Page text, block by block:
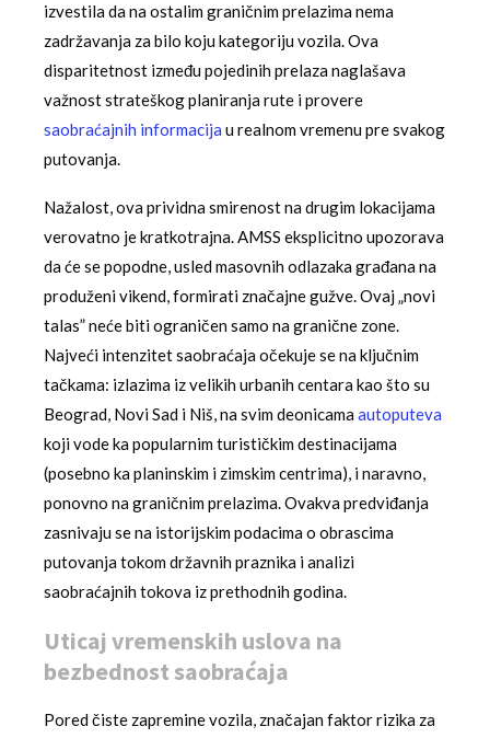
izvestila da na ostalim graničnim prelazima nema
zadržavanja za bilo koju kategoriju vozila. Ova
disparitetnost između pojedinih prelaza naglašava
važnost strateškog planiranja rute i provere
saobraćajnih informacija u realnom vremenu pre svakog
putovanja.
Nažalost, ova prividna smirenost na drugim lokacijama
verovatno je kratkotrajna. AMSS eksplicitno upozorava
da će se popodne, usled masovnih odlazaka građana na
produženi vikend, formirati značajne gužve. Ovaj „novi
talas” neće biti ograničen samo na granične zone.
Najveći intenzitet saobraćaja očekuje se na ključnim
tačkama: izlazima iz velikih urbanih centara kao što su
Beograd, Novi Sad i Niš, na svim deonicamaautoputeva
koji vode ka popularnim turističkim destinacijama
(posebno ka planinskim i zimskim centrima), i naravno,
ponovno na graničnim prelazima. Ovakva predviđanja
zasnivaju se na istorijskim podacima o obrascima
putovanja tokom državnih praznika i analizi
saobraćajnih tokova iz prethodnih godina.
Uticaj vremenskih uslova na
bezbednost saobraćaja
Pored čiste zapremine vozila, značajan faktor rizika za